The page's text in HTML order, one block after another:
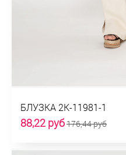
БЛУЗКА 2К-11981-1
88,22 руб176,44 руб